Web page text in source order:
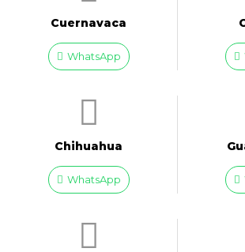
Cuernavaca
WhatsApp
Chihuahua
WhatsApp